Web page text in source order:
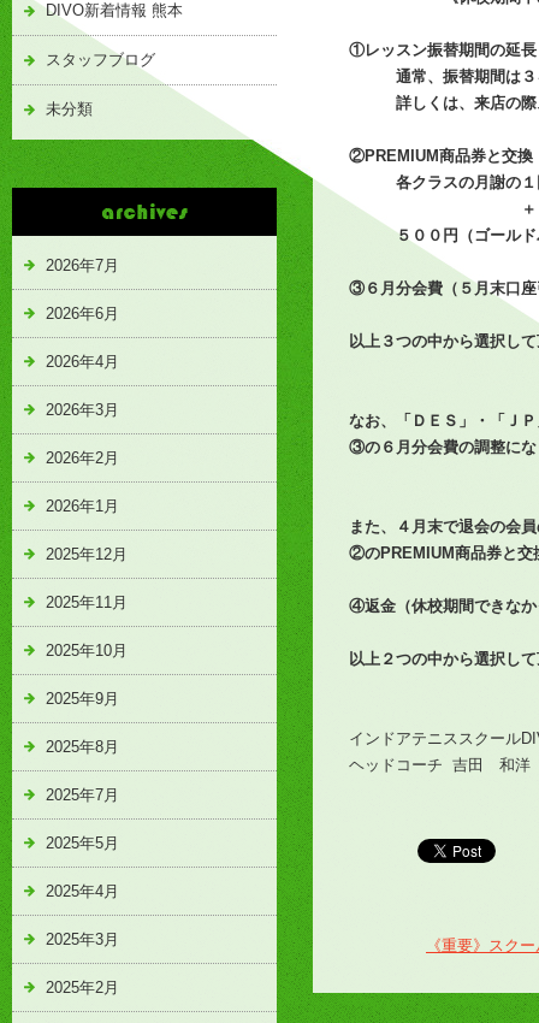
①レッスン振替期間の延長
通常、振替期間は３ヶ
詳しくは、来店の際
②PREMIUM商品券と交換
各クラスの月謝の１
＋
５００円（ゴールド
③６月分会費（５月末口
以上３つの中から選択し
なお、「ＤＥＳ」・「Ｊ
③の６月分会費の調整にな
また、４月末で退会の会
②のPREMIUM商品券と交
④返金（休校期間できな
以上２つの中から選択し
インドアテニススクール
ヘッドコーチ 吉田 和洋
《重要》スク
DIVO新着情報 熊本
スタッフブログ
未分類
2026年7月
2026年6月
2026年4月
2026年3月
2026年2月
2026年1月
2025年12月
2025年11月
2025年10月
2025年9月
2025年8月
2025年7月
2025年5月
2025年4月
2025年3月
2025年2月